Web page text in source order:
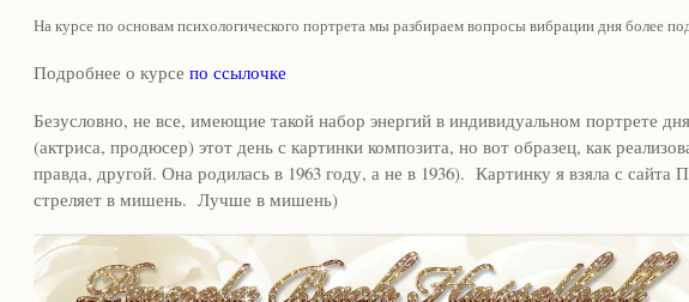
На курсе по основам психологического портрета мы разбираем вопросы вибрации дня более
Подробнее о курсепо ссылочке
Безусловно, не все, имеющие такой набор энергий в индивидуальном портрете
(актриса, продюсер) этот день с картинки композита, но вот образец, как
правда, другой. Она родилась в 1963 году, а не в 1936). Картинку я взяла с
стреляет в мишень. Лучше в мишень)